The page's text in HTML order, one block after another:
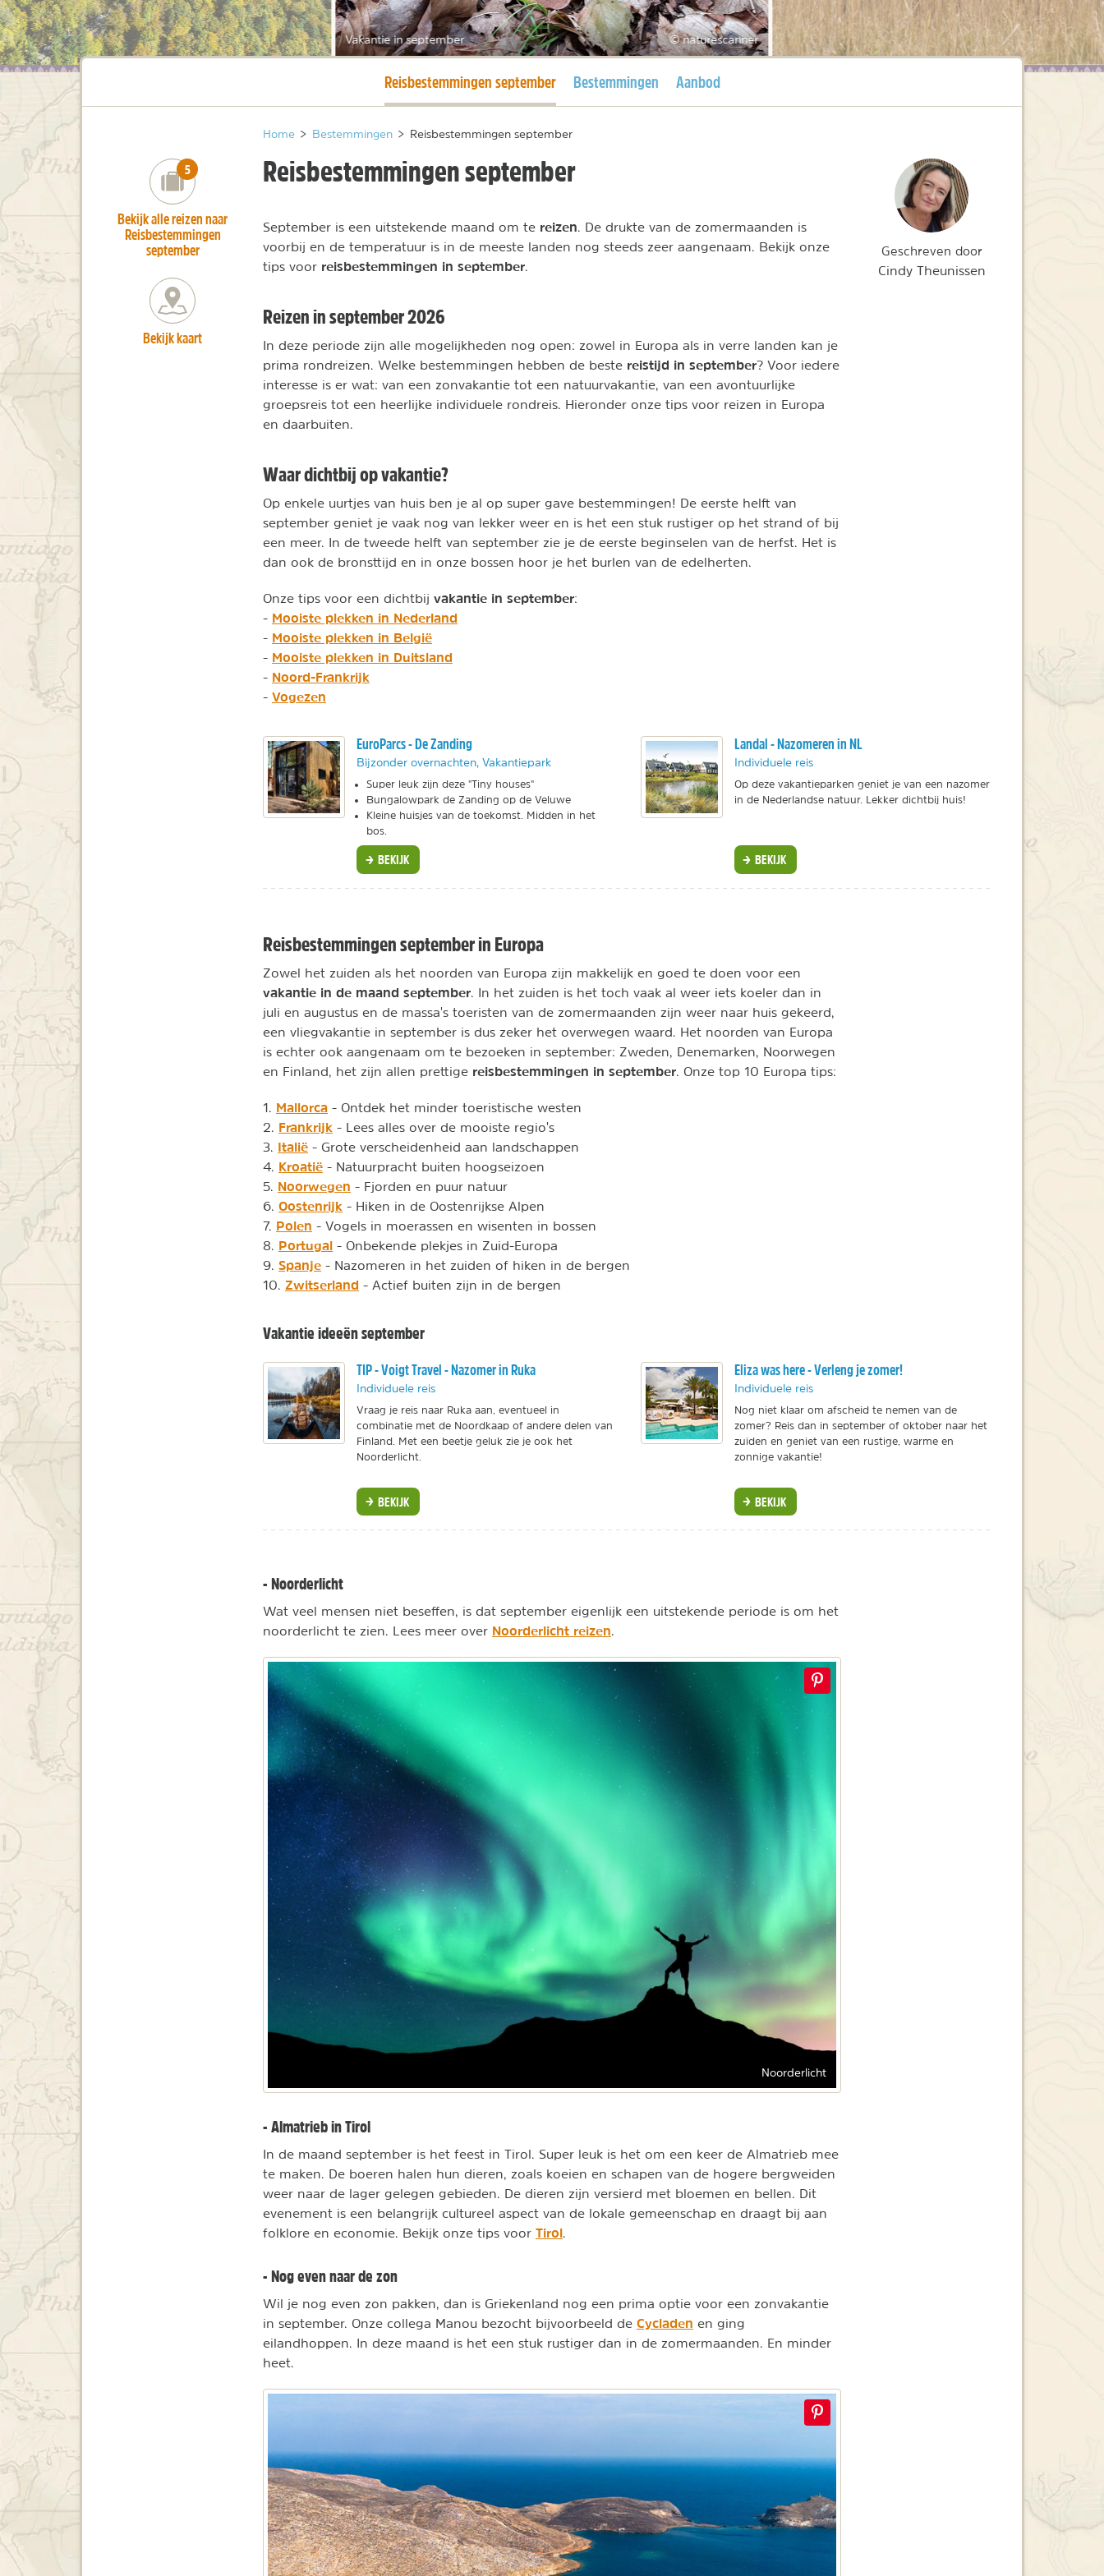
Vakantie in september © naturescanner
Huidige pagina
Reisbestemmingen september Bestemmingen Aanbod
Home > Bestemmingen > Reisbestemmingen september
Reisbestemmingen september
September is een uitstekende maand om te reizen. De drukte van de zomermaanden is
voorbij en de temperatuur is in de meeste landen nog steeds zeer aangenaam. Bekijk onze
tips voor reisbestemmingen in september.
Reizen in september 2026
In deze periode zijn alle mogelijkheden nog open: zowel in Europa als in verre landen kan je
prima rondreizen. Welke bestemmingen hebben de beste reistijd in september? Voor iedere
interesse is er wat: van een zonvakantie tot een natuurvakantie, van een avontuurlijke
groepsreis tot een heerlijke individuele rondreis. Hieronder onze tips voor reizen in Europa
en daarbuiten.
Waar dichtbij op vakantie?
Op enkele uurtjes van huis ben je al op super gave bestemmingen! De eerste helft van
september geniet je vaak nog van lekker weer en is het een stuk rustiger op het strand of bij
een meer. In de tweede helft van september zie je de eerste beginselen van de herfst. Het is
dan ook de bronsttijd en in onze bossen hoor je het burlen van de edelherten.
Onze tips voor een dichtbij vakantie in september:
- Mooiste plekken in Nederland
- Mooiste plekken in België
- Mooiste plekken in Duitsland
- Noord-Frankrijk
- Vogezen
EuroParcs - De Zanding
Bijzonder overnachten, Vakantiepark
Super leuk zijn deze "Tiny houses"
Bungalowpark de Zanding op de Veluwe
Kleine huisjes van de toekomst. Midden in het
bos.
BEKIJK
Landal - Nazomeren in NL
Individuele reis
Op deze vakantieparken geniet je van een nazomer
in de Nederlandse natuur. Lekker dichtbij huis!
BEKIJK
Reisbestemmingen september in Europa
Zowel het zuiden als het noorden van Europa zijn makkelijk en goed te doen voor een
vakantie in de maand september . In het zuiden is het toch vaak al weer iets koeler dan in
juli en augustus en de massa's toeristen van de zomermaanden zijn weer naar huis gekeerd,
een vliegvakantie in september is dus zeker het overwegen waard. Het noorden van Europa
is echter ook aangenaam om te bezoeken in september: Zweden, Denemarken, Noorwegen
en Finland, het zijn allen prettige reisbestemmingen in september . Onze top 10 Europa tips:
1. Mallorca - Ontdek het minder toeristische westen
2. Frankrijk - Lees alles over de mooiste regio's
3. Italië - Grote verscheidenheid aan landschappen
4. Kroatië - Natuurpracht buiten hoogseizoen
5. Noorwegen - Fjorden en puur natuur
6. Oostenrijk - Hiken in de Oostenrijkse Alpen
7. Polen - Vogels in moerassen en wisenten in bossen
8. Portugal - Onbekende plekjes in Zuid-Europa
9. Spanje - Nazomeren in het zuiden of hiken in de bergen
10. Zwitserland - Actief buiten zijn in de bergen
Vakantie ideeën september
TIP - Voigt Travel - Nazomer in Ruka
Individuele reis
Vraag je reis naar Ruka aan, eventueel in
combinatie met de Noordkaap of andere delen van
Finland. Met een beetje geluk zie je ook het
Noorderlicht.
BEKIJK
Eliza was here - Verleng je zomer!
Individuele reis
Nog niet klaar om afscheid te nemen van de
zomer? Reis dan in september of oktober naar het
zuiden en geniet van een rustige, warme en
zonnige vakantie!
BEKIJK
- Noorderlicht
Wat veel mensen niet beseffen, is dat september eigenlijk een uitstekende periode is om het
noorderlicht te zien. Lees meer over Noorderlicht reizen
Noorderlicht
- Almatrieb in Tirol
In de maand september is het feest in Tirol. Super leuk is het om een keer de Almatrieb mee
te maken. De boeren halen hun dieren, zoals koeien en schapen van de hogere bergweiden
weer naar de lager gelegen gebieden. De dieren zijn versierd met bloemen en bellen. Dit
evenement is een belangrijk cultureel aspect van de lokale gemeenschap en draagt bij aan
folklore en economie. Bekijk onze tips voor Tirol
- Nog even naar de zon
Wil je nog even zon pakken, dan is Griekenland nog een prima optie voor een zonvakantie
in september. Onze collega Manou bezocht bijvoorbeeld de Cycladen en ging
eilandhoppen. In deze maand is het een stuk rustiger dan in de zomermaanden. En minder
heet.
number_of_trips:
5
Bekijk alle reizen naar
Reisbestemmingen
september
Bekijk kaart
Geschreven door
Cindy Theunissen